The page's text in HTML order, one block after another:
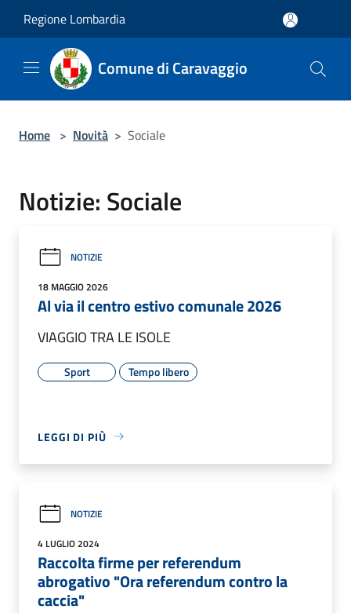
Regione Lombardia
Comune di Caravaggio
Home > Novità > Sociale
Notizie: Sociale
NOTIZIE
18 MAGGIO 2026
Al via il centro estivo comunale 2026
VIAGGIO TRA LE ISOLE
Sport Tempo libero
LEGGI DI PIÙ
NOTIZIE
4 LUGLIO 2024
Raccolta firme per referendum
abrogativo "Ora referendum contro la
caccia"